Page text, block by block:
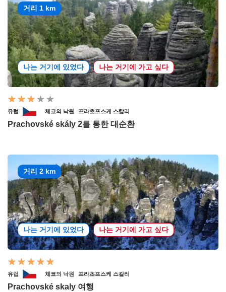
거리 1 km
나는 거기에 있었다 나는 거기에 가고 싶다
유럽 체코의 낙원 프라초프스케 스칼리
Prachovské skály 2를 통한 대순환
거리 2 km
나는 거기에 있었다 나는 거기에 가고 싶다
유럽 체코의 낙원 프라초프스케 스칼리
Prachovské skaly 여행